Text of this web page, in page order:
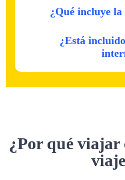
¿Qué incluye
¿Está
¿Por qué viajar